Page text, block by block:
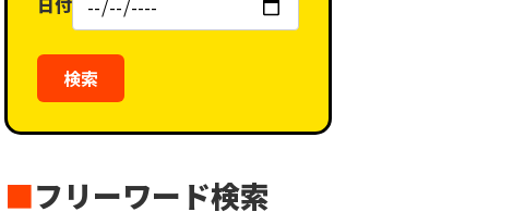
ー
グ）
検索
■フリーワード検索